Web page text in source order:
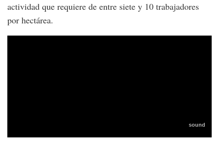
actividad que requiere de entre siete y 10 trabajadores
por hectárea.